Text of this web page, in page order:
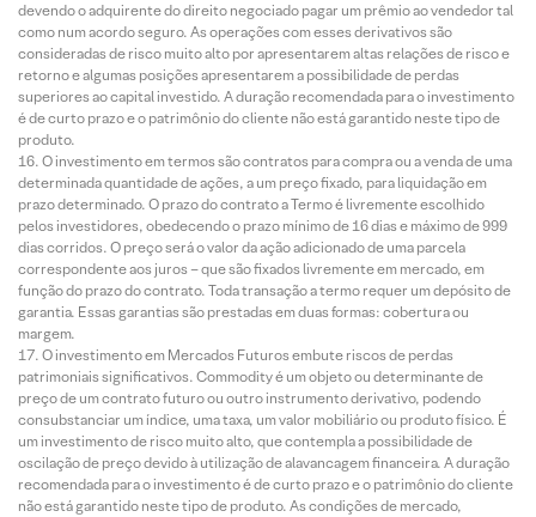
devendo o adquirente do direito negociado pagar um prêmio ao vendedor tal
como num acordo seguro. As operações com esses derivativos são
consideradas de risco muito alto por apresentarem altas relações de risco e
retorno e algumas posições apresentarem a possibilidade de perdas
superiores ao capital investido. A duração recomendada para o investimento
é de curto prazo e o patrimônio do cliente não está garantido neste tipo de
produto.
O investimento em termos são contratos para compra ou a venda de uma
determinada quantidade de ações, a um preço fixado, para liquidação em
prazo determinado. O prazo do contrato a Termo é livremente escolhido
pelos investidores, obedecendo o prazo mínimo de 16 dias e máximo de 999
dias corridos. O preço será o valor da ação adicionado de uma parcela
correspondente aos juros – que são fixados livremente em mercado, em
função do prazo do contrato. Toda transação a termo requer um depósito de
garantia. Essas garantias são prestadas em duas formas: cobertura ou
margem.
O investimento em Mercados Futuros embute riscos de perdas
patrimoniais significativos. Commodity é um objeto ou determinante de
preço de um contrato futuro ou outro instrumento derivativo, podendo
consubstanciar um índice, uma taxa, um valor mobiliário ou produto físico. É
um investimento de risco muito alto, que contempla a possibilidade de
oscilação de preço devido à utilização de alavancagem financeira. A duração
recomendada para o investimento é de curto prazo e o patrimônio do cliente
não está garantido neste tipo de produto. As condições de mercado,